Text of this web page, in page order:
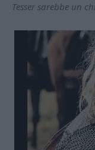
Tesser sarebbe un